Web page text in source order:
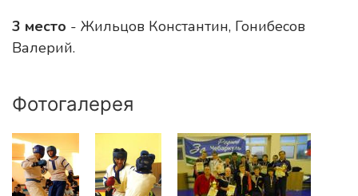
3 место - Жильцов Константин, Гонибесов
Валерий.
Фотогалерея